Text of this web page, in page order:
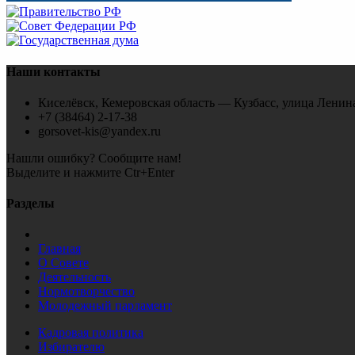
Наши контакты
Киселёвск, Кемеровская область — Кузбасс, улица
+7 (38464) 2-17-38
gorsovet-kis@yandex.ru
Нашли ошибку? Сообщите нам!
Выделите и нажмите Ctr+Enter
Разделы
Главная
О Совете
Деятельность
Нормотворчество
Молодежный парламент
Кадровая политика
Избирателю